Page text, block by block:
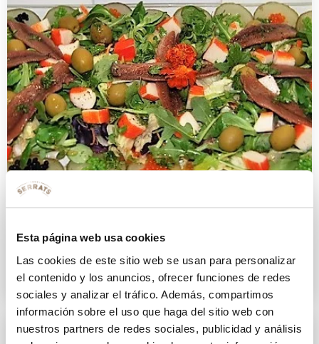
Esta página web usa cookies
Las cookies de este sitio web se usan para personalizar
el contenido y los anuncios, ofrecer funciones de redes
sociales y analizar el tráfico. Además, compartimos
información sobre el uso que haga del sitio web con
nuestros partners de redes sociales, publicidad y análisis
Ensalada Beluga
9 JUNIO 2016